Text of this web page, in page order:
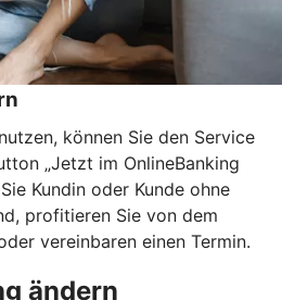
können Sie den Service
„Jetzt im OnlineBanking
Kundin oder Kunde ohne
profitieren Sie von dem
vereinbaren einen Termin.
ändern